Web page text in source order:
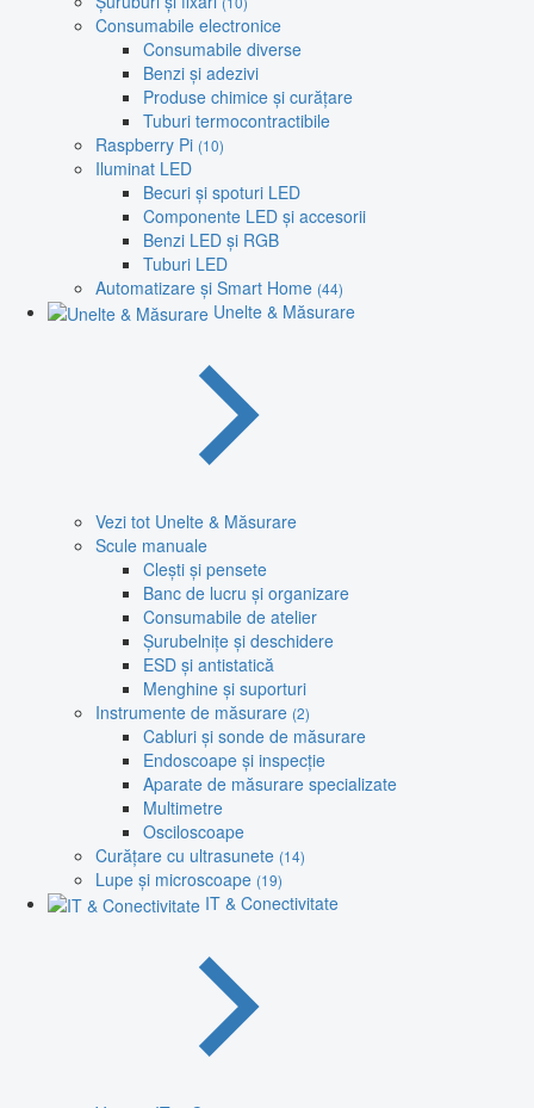
Consumabile electronice
Consumabile diverse
Benzi și adezivi
Produse chimice și curățare
Tuburi termocontractibile
Raspberry Pi (10)
Iluminat LED
Becuri și spoturi LED
Componente LED și accesorii
Benzi LED și RGB
Tuburi LED
Automatizare și Smart Home (44)
Unelte & Măsurare
Vezi tot Unelte & Măsurare
Scule manuale
Clești și pensete
Banc de lucru și organizare
Consumabile de atelier
Șurubelnițe și deschidere
ESD și antistatică
Menghine și suporturi
Instrumente de măsurare (2)
Cabluri și sonde de măsurare
Endoscoape și inspecție
Aparate de măsurare specializate
Multimetre
Osciloscoape
Curățare cu ultrasunete (14)
Lupe și microscoape (19)
IT & Conectivitate